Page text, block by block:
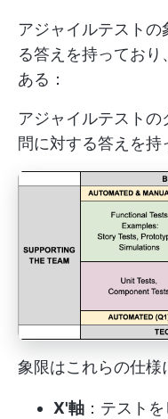
アジャイルテスト
る答えを持ってお
ある：
アジャイルテスト
問に対する答えを持
象限はこれらの仕様
X'軸 ：テストを